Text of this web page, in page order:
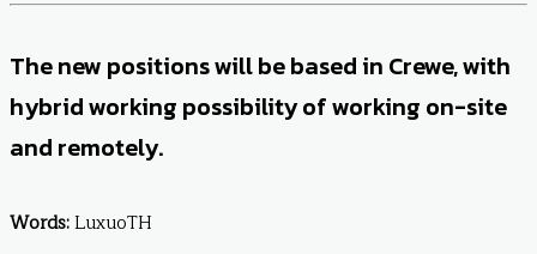
The new positions will be based in Crewe, with
hybrid working possibility of working on-site
and remotely.
Words:LuxuoTH